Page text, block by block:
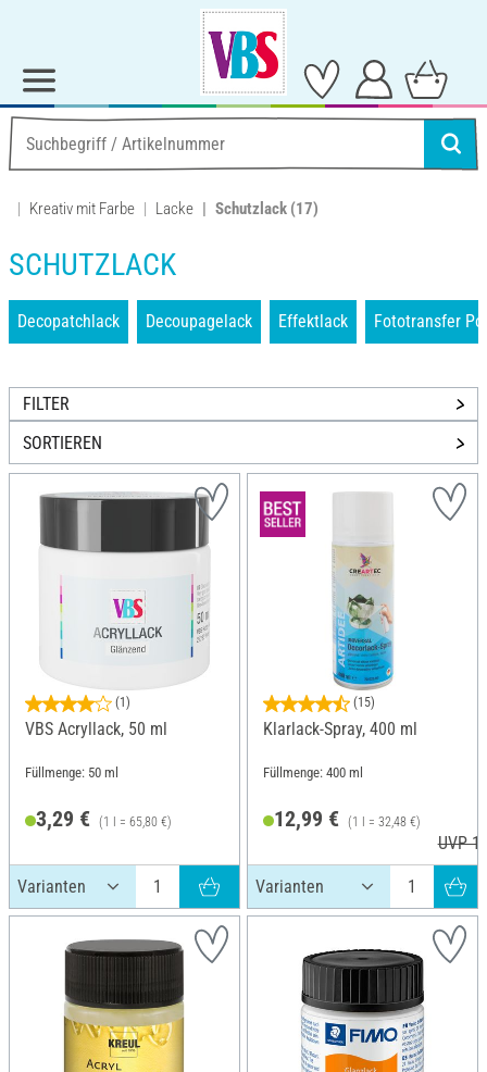
Kreativ mit Farbe Lacke Schutzlack (17)
SCHUTZLACK
Decopatchlack Decoupagelack Effektlack Fototransfer
FILTER
SORTIEREN
(1)
VBS Acryllack, 50 ml
Füllmenge: 50 ml
3,29 € (1 l = 65,80 €)
(15)
Klarlack-Spray, 400 ml
Füllmenge: 400 ml
12,99 € (1 l = 32,48 €)
UVP